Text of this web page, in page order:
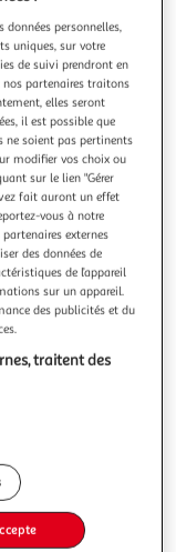
paysage
15,13€
données personnelles,
uniques, sur votre
de suivi prendront en
nos partenaires traitons
elles seront
il est possible que
ne soient pas pertinents
modifier vos choix ou
sur le lien "Gérer
fait auront un effet
vous à notre
externes
des données de
de l’appareil
sur un appareil.
des publicités et du
traitent des